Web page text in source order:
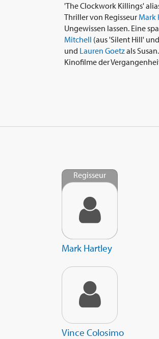
'The Clockwork Killings'
Thriller von Regisseur Mark
Ungewissen lassen. Eine
Mitchell (aus 'Silent Hill'
und Lauren Goetzals
Kinofilme der
Regisseur
Mark Hartley
Vince Colosimo